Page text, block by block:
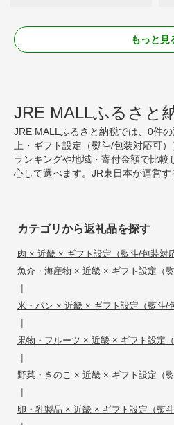
もっと見
JRE MALLふるさと
JRE MALLふるさと納税では、0件
上・ギフト設定（熨斗/包装対応可
ランキングや地域・寄付金額で比
心して選べます。JR東日本が運営す
カテゴリから返礼品を探す
肉 × 近畿 × ギフト設定（熨斗/包装対
魚介・海産物 × 近畿 × ギフト設定（
|
米・パン × 近畿 × ギフト設定（熨斗/
|
果物・フルーツ × 近畿 × ギフト設定
|
野菜・きのこ × 近畿 × ギフト設定（
|
卵・乳製品 × 近畿 × ギフト設定（熨